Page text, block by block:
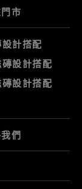
市
計搭配
設計搭配
設計搭配
們